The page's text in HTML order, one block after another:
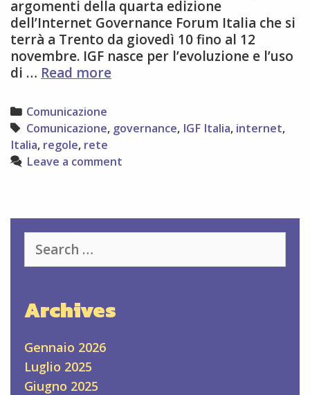
argomenti della quarta edizione
dell’Internet Governance Forum Italia che si
terrà a Trento da giovedì 10 fino al 12
novembre. IGF nasce per l’evoluzione e l’uso
di … Read moreDa
IGF
Internet
Governance
Forum
Categories
Comunicazione
Tags
Comunicazione, governance, IGF Italia, internet,
Italia, regole, rete
Leave a comment
for:
Archives
Gennaio 2026
Luglio 2025
Giugno 2025